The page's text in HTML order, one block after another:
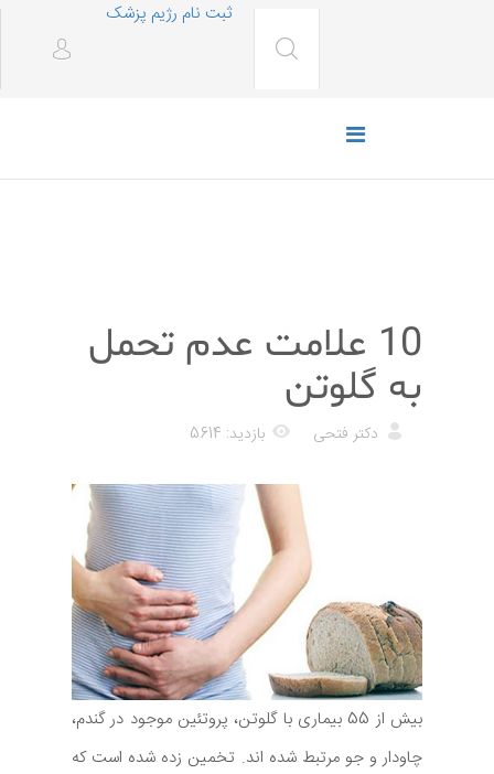
ثبت نام رژیم پزشک
10 علامت عدم تحمل
به گلوتن
دکتر فتحی بازدید: 5614
بیش از 55 بیماری با گلوتن، پروتئین موجود در گندم،
چاودار و جو مرتبط شده اند. تخمین زده شده است که